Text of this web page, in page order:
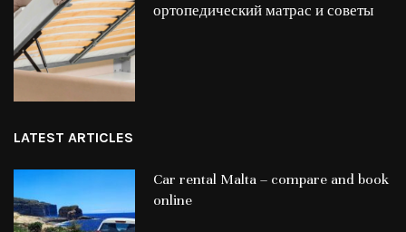
ортопедический матрас и советы
LATEST ARTICLES
Car rental Malta – compare and book
online